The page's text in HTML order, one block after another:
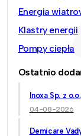
Energia
Klastry energii
Pompy ciepła
Ostatnio
Inoxa Sp. z o.o.
04-08-2026
Demicare